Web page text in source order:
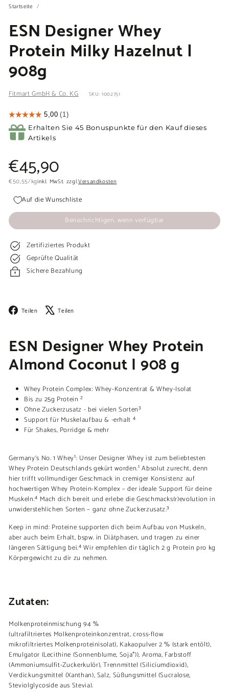
Startseite /
ESN Designer Whey
Protein Milky Hazelnut |
908g
Fitmart GmbH & Co. KG SKU: 1002751
Erhalten Sie 45 Bonuspunkte für den Kauf dieses
Artikels
Normaler
Preis
€45,90
€50,55€50,55
/kginkl. MwSt. zzgl.Versandkosten
Auf die Wunschliste
Benachrichtigen, wenn verfügbar
Zertifiziertes Produkt
Geprüfte Qualität
Sichere Bezahlung
Teilen Facebook
Teilen
ESN Designer Whey Protein
Almond Coconut | 908 g
Whey Protein Complex: Whey-Konzentrat & Whey-Isolat
Bis zu 25g Protein ²
Ohne Zuckerzusatz - bei vielen Sorten³
Support für Muskelaufbau & -erhalt ⁴
Für Shakes, Porridge & mehr
Germany‘s No. 1 Whey¹: Unser Designer Whey ist zum beliebtesten
Whey Protein Deutschlands gekürt worden.¹ Absolut zurecht, denn
hier trifft vollmundiger Geschmack in cremiger Konsistenz auf
hochwertigen Whey Protein-Komplex – der ideale Support für deine
Muskeln.⁴ Mach dich bereit und erlebe die Geschmacks(r)evolution in
unwiderstehlichen Sorten – ganz ohne Zuckerzusatz.³
Keep in mind: Proteine supporten dich beim Aufbau von Muskeln,
aber auch beim Erhalt, bspw. in Diätphasen, und tragen zu einer
längeren Sättigung bei.⁴ Wir empfehlen dir täglich 2 g Protein pro kg
Körpergewicht zu dir zu nehmen.
Zutaten:
Molkenproteinmischung 94 %
(ultrafiltriertes Molkenproteinkonzentrat, cross-flow
mikrofiltriertes Molkenproteinisolat), Kakaopulver 2 % (stark entölt),
Emulgator (Lecithine (Sonnenblume, Soja*)), Aroma, Farbstoff
(Ammoniumsulfit-Zuckerkulör), Trennmittel (Siliciumdioxid),
Verdickungsmittel (Xanthan), Salz, Süßungsmittel (Sucralose,
Steviolglycoside aus Stevia).